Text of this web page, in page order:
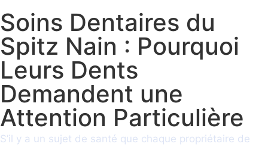
Soins Dentaires du
Spitz Nain : Pourquoi
Leurs Dents
Demandent une
Attention Particulière
S’il y a un sujet de santé que chaque propriétaire de